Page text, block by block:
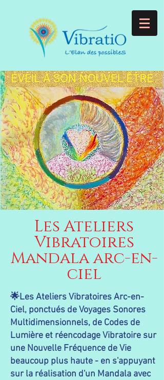
Les Ateliers
Vibratoires
Mandala arc-en-
ciel
🌟Les Ateliers Vibratoires Arc-en-
Ciel, ponctués de Voyages Sonores
Multidimensionnels, de Codes de
Lumière et réencodage Vibratoire sur
une Nouvelle Fréquence de Vie
beaucoup plus haute - en s'appuyant
sur la réalisation d'un Mandala avec